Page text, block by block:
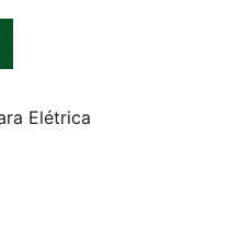
Elétrica